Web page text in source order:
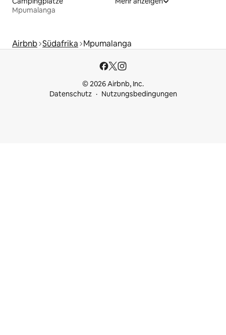
Mpumalanga
Airbnb Südafrika Mpumalanga
© 2026 Airbnb, Inc.
Datenschutz
Nutzungsbedingungen